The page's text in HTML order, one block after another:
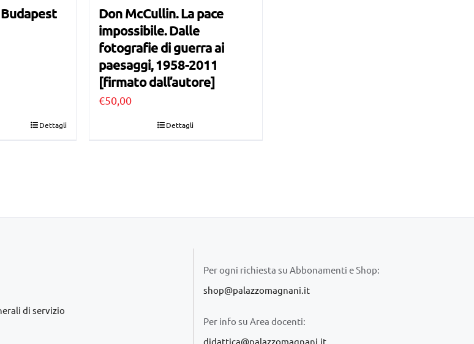
Dettagli
Don McCullin. La pace
impossibile. Dalle
fotografie di guerra ai
paesaggi, 1958-2011
[firmato dall’autore]
€50,00
Dettagli
di servizio
Per ogni richiesta su Abbonamenti e Shop:
shop@palazzomagnani.it
Per info su Area docenti:
didattica@palazzomagnani.it